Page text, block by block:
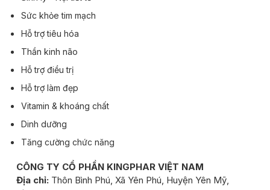
Sức khỏe tim mạch
Hỗ trợ tiêu hóa
Thần kinh não
Hỗ trợ điều trị
Hỗ trợ làm đẹp
Vitamin & khoáng chất
Dinh dưỡng
Tăng cường chức năng
CÔNG TY CỔ PHẦN KINGPHAR VIỆT NAM
Địa chỉ: Thôn Bình Phú, Xã Yên Phú, Huyện Yên Mỹ,